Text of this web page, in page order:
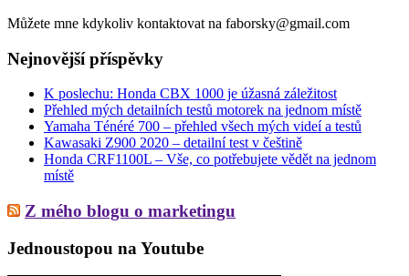
Můžete mne kdykoliv kontaktovat na faborsky@gmail.com
Nejnovější příspěvky
K poslechu: Honda CBX 1000 je úžasná záležitost
Přehled mých detailních testů motorek na jednom místě
Yamaha Ténéré 700 – přehled všech mých videí a testů
Kawasaki Z900 2020 – detailní test v češtině
Honda CRF1100L – Vše, co potřebujete vědět na jednom
místě
Z mého blogu o marketingu
Jednoustopou na Youtube